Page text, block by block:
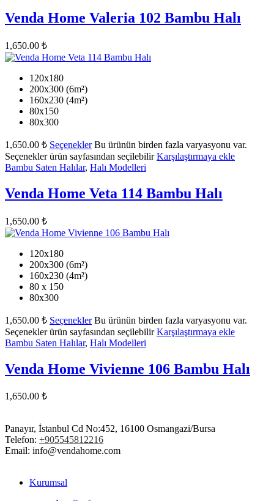
Venda Home Valeria 102 Bambu Halı
1,650.00 ₺
120x180
200x300 (6m²)
160x230 (4m²)
80x150
80x300
1,650.00 ₺ Seçenekler Bu ürünün birden fazla varyasyonu var.
Seçenekler ürün sayfasından seçilebilirKarşılaştırmaya ekle
Bambu Saten Halılar, Halı Modelleri
Venda Home Veta 114 Bambu Halı
1,650.00 ₺
120x180
200x300 (6m²)
160x230 (4m²)
80 x 150
80x300
1,650.00 ₺ Seçenekler Bu ürünün birden fazla varyasyonu var.
Seçenekler ürün sayfasından seçilebilirKarşılaştırmaya ekle
Bambu Saten Halılar, Halı Modelleri
Venda Home Vivienne 106 Bambu Halı
1,650.00 ₺
Panayır, İstanbul Cd No:452, 16100 Osmangazi/Bursa
Telefon: +905545812216
Email: info@vendahome.com
Kurumsal